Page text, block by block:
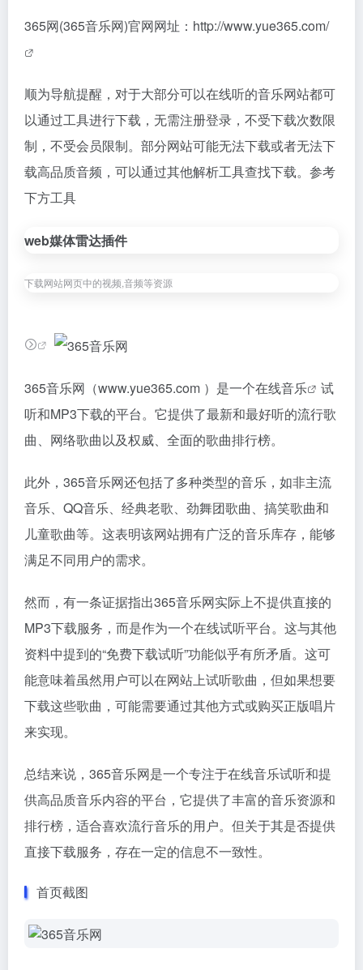
365网(365音乐网)官网网址： http://www.yue365.com/
顺为导航提醒，对于大部分可以在线听的音乐网站都可
以通过工具进行下载，无需注册登录，不受下载次数限
制，不受会员限制。部分网站可能无法下载或者无法下
载高品质音频，可以通过其他解析工具查找下载。参考
下方工具
web媒体雷达插件
下载网站网页中的视频,音频等资源
365音乐网（www.yue365.com ）是一个在线音乐
试
听和MP3下载的平台。它提供了最新和最好听的流行歌
曲、网络歌曲以及权威、全面的歌曲排行榜。
此外，365音乐网还包括了多种类型的音乐，如非主流
音乐、QQ音乐、经典老歌、劲舞团歌曲、搞笑歌曲和
儿童歌曲等。这表明该网站拥有广泛的音乐库存，能够
满足不同用户的需求。
然而，有一条证据指出365音乐网实际上不提供直接的
MP3下载服务，而是作为一个在线试听平台。这与其他
资料中提到的“免费下载试听”功能似乎有所矛盾。这可
能意味着虽然用户可以在网站上试听歌曲，但如果想要
下载这些歌曲，可能需要通过其他方式或购买正版唱片
来实现。
总结来说，365音乐网是一个专注于在线音乐试听和提
供高品质音乐内容的平台，它提供了丰富的音乐资源和
排行榜，适合喜欢流行音乐的用户。但关于其是否提供
直接下载服务，存在一定的信息不一致性。
首页截图